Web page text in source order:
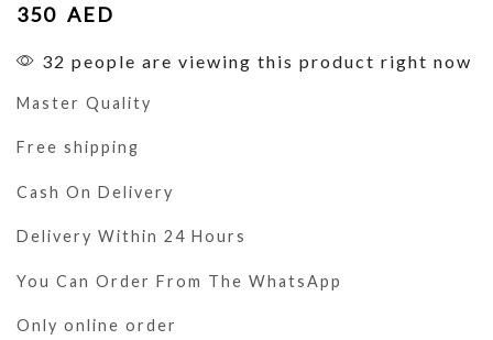
350 AED
32 people are viewing this product right now
Master Quality
Free shipping
Cash On Delivery
Delivery Within 24 Hours
You Can Order From The WhatsApp
Only online order